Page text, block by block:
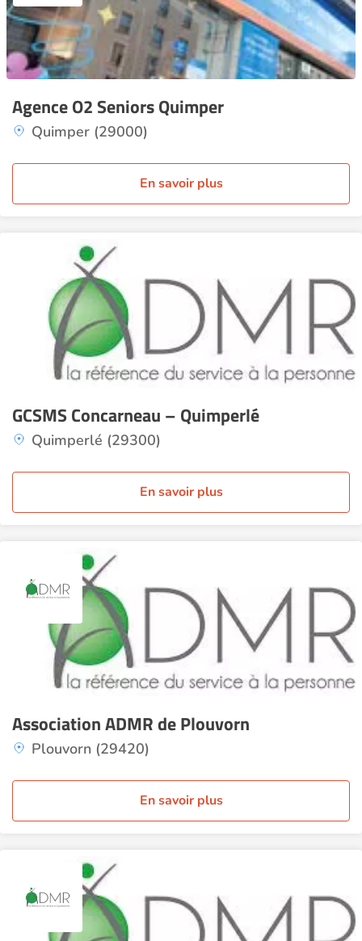
Agence O2 Seniors Quimper
Quimper (29000)
En savoir plus
GCSMS Concarneau – Quimperlé
Quimperlé (29300)
En savoir plus
Association ADMR de Plouvorn
Plouvorn (29420)
En savoir plus